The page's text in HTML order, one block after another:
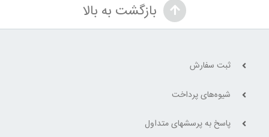
بود.
بازگشت به بالا
ثبت سفارش
شیوه‌های پرداخت
پاسخ به پرسشهای متداول